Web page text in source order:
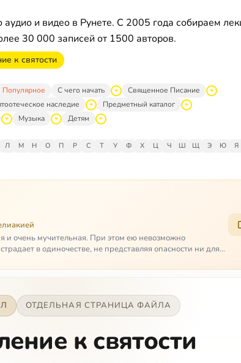
и видео в Рунете. С 2005 года собираем
30 000 записей от 1500 авторов.
к святости
Популярное С чего начать
Священное Писание
наследие
Предметный каталог
Музыка Детям
Л М Н О П Р С Т У Ф Х Ц Ч Ш Щ Э Ю Я
и очень мучительная. При этом ею невозможно
в одиночестве, не представляя опасности ни для
ОТДЕЛЬНАЯ СТРАНИЦА ФАЙЛА
к святости